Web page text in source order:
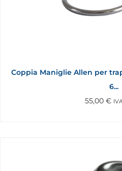
Coppia Maniglie Allen per
6...
55,00 €